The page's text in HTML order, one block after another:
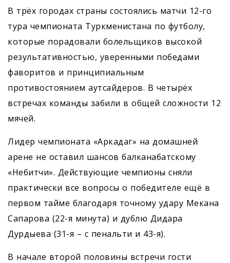
В трёх городах страны состоялись матчи 12-го
тура чемпионата Туркменистана по футболу,
которые порадовали болельщиков высокой
результативностью, уверенными победами
фаворитов и принципиальным
противостоянием аутсайдеров. В четырёх
встречах команды забили в общей сложности 12
мячей.
Лидер чемпионата «Аркадаг» на домашней
арене не оставил шансов балканабатскому
«Небитчи». Действующие чемпионы сняли
практически все вопросы о победителе ещё в
первом тайме благодаря точному удару Мекана
Сапарова (22-я минута) и дублю Дидара
Дурдыева (31-я – с пенальти и 43-я).
В начале второй половины встречи гости